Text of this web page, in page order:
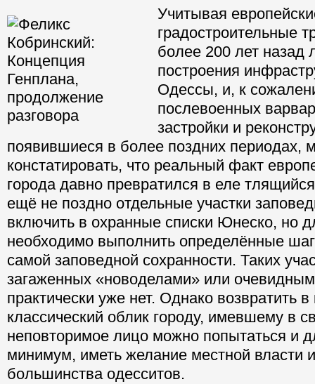
Учитывая
градостроительные
более 200 лет назад
построения
Одессы, и, к
послевоенных
застройки и
появившиеся в более поздних периодах,
констатировать, что реальный факт
города давно превратился в еле
ещё не поздно отдельные участки
включить в охранные списки Юнеско, но
необходимо выполнить определённые
самой заповедной сохранности. Таких
загаженных «новоделами» или
практически уже нет. Однако возвратить в
классический облик городу, имевшему в
неповторимое лицо можно попытаться и
минимум, иметь желание местной власти
большинства одесситов.